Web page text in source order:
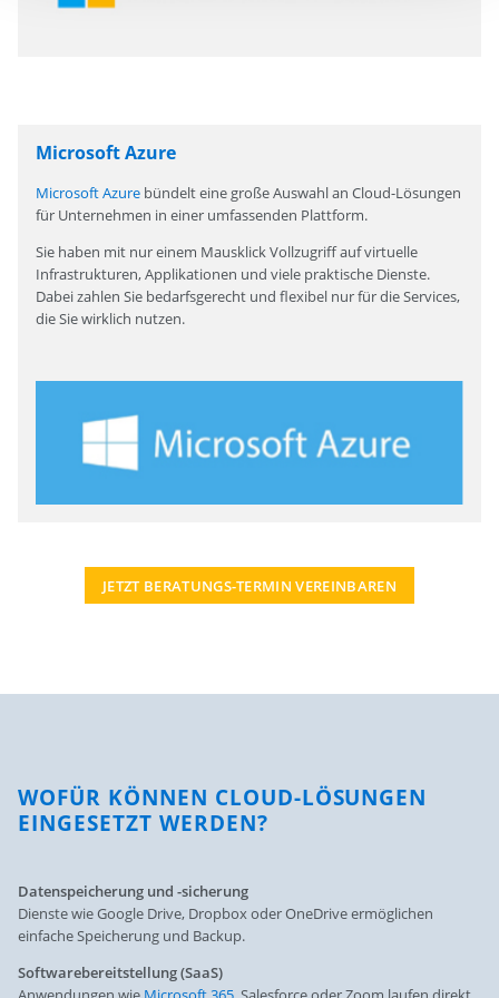
Microsoft Azure
Microsoft Azure bündelt eine große Auswahl an Cloud-Lösungen
für Unternehmen in einer umfassenden Plattform.
Sie haben mit nur einem Mausklick Vollzugriff auf virtuelle
Infrastrukturen, Applikationen und viele praktische Dienste.
Dabei zahlen Sie bedarfsgerecht und flexibel nur für die Services,
die Sie wirklich nutzen.
JETZT BERATUNGS-TERMIN VEREINBAREN
WOFÜR KÖNNEN CLOUD-LÖSUNGEN
EINGESETZT WERDEN?
Datenspeicherung und -sicherung
Dienste wie Google Drive, Dropbox oder OneDrive ermöglichen
einfache Speicherung und Backup.
Softwarebereitstellung (SaaS)